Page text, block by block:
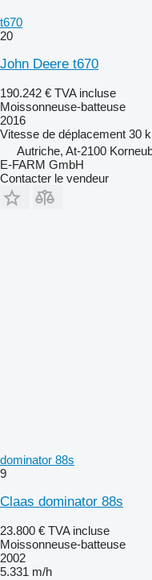
t670
20
John Deere t670
190.242 € TVA incluse
Moissonneuse-batteuse
2016
Vitesse de déplacement 30
Autriche, At-2100
E-FARM GmbH
Contacter le vendeur
dominator 88s
9
Claas dominator 88s
23.800 € TVA incluse
Moissonneuse-batteuse
2002
5.331 m/h